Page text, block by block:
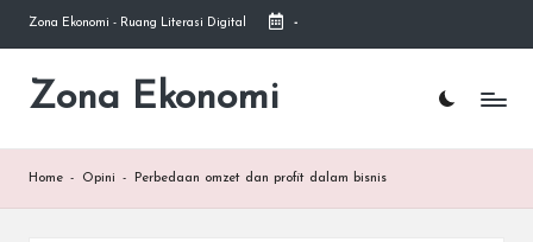
Skip
content
Zona Ekonomi - Ruang Literasi Digital -
Zona Ekonomi
Ruang
Home - Opini - Perbedaan omzet dan profit dalam bisnis